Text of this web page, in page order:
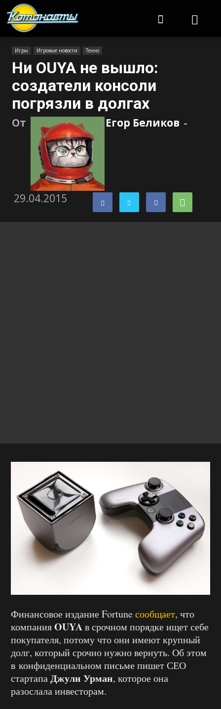
Игры Игровые новости Техно
Ни OUYA не вышло:
создатели консоли
погрязли в долгах
От Егор Беликов -
29.04.2015
Финансовое издание Fortuneсообщает, что
компанияOUYAв срочном порядке ищет себе
покупателя, потому что они имеют крупный
долг, который срочно нужно вернуть. Об этом
в конфиденциальном письме пишет СЕО
стартапаДжули Урман, которое она
разослала инвесторам.